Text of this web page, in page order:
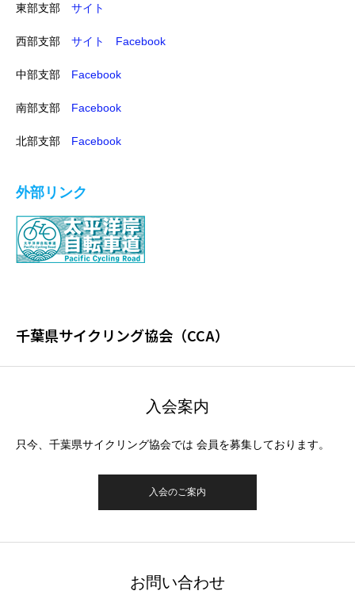
東部支部 サイト
西部支部 サイト Facebook
中部支部 Facebook
南部支部 Facebook
北部支部 Facebook
外部リンク
千葉県サイクリング協会（CCA）
入会案内
只今、千葉県サイクリング協会では 会員を募集しております。
入会のご案内
お問い合わせ